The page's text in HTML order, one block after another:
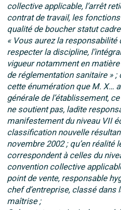
collective applicable, l’arrêt
contrat de travail, les
qualité de boucher statut
« Vous aurez la responsabilité
respecter la discipline,
vigueur notamment en matière
de réglementation sanitaire » ;
cette énumération que M. X…
générale de l’établissement,
ne soutient pas, ladite
manifestement du niveau VII
classification nouvelle
novembre 2002 ; qu’en
correspondent à celles du
convention collective
point de vente, responsable
chef d’entreprise, classé dans
maîtrise ;